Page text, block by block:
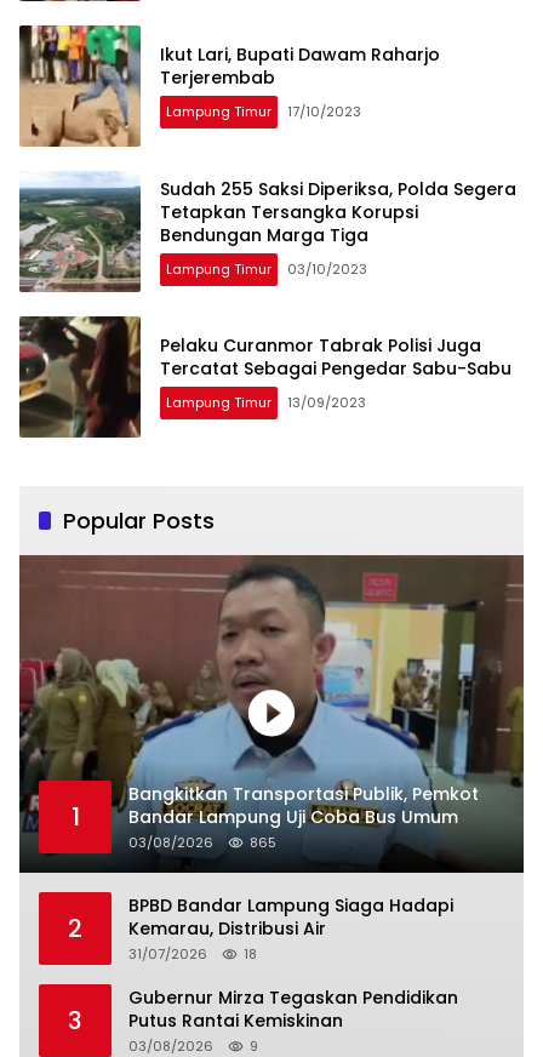
Ikut Lari, Bupati Dawam Raharjo
Terjerembab
Lampung Timur 17/10/2023
Sudah 255 Saksi Diperiksa, Polda Segera
Tetapkan Tersangka Korupsi
Bendungan Marga Tiga
Lampung Timur 03/10/2023
Pelaku Curanmor Tabrak Polisi Juga
Tercatat Sebagai Pengedar Sabu-Sabu
Lampung Timur 13/09/2023
Popular Posts
1
Bangkitkan Transportasi Publik, Pemkot
Bandar Lampung Uji Coba Bus Umum
03/08/2026 865
2
BPBD Bandar Lampung Siaga Hadapi
Kemarau, Distribusi Air
31/07/2026 18
3
Gubernur Mirza Tegaskan Pendidikan
Putus Rantai Kemiskinan
03/08/2026 9